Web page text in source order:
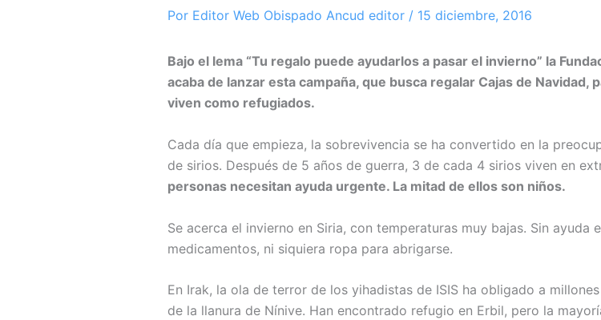
Por Editor Web Obispado Ancud editor / 15 diciembre, 2016
Bajo el lema “Tu regalo puede ayudarlos a pasar el invierno” la
acaba de lanzar esta campaña, que busca regalar Cajas de Navidad,
viven como refugiados.
Cada día que empieza, la sobrevivencia se ha convertido en la
de sirios. Después de 5 años de guerra, 3 de cada 4 sirios viven en
personas necesitan ayuda urgente. La mitad de ellos son niños.
Se acerca el invierno en Siria, con temperaturas muy bajas. Sin ayuda
medicamentos, ni siquiera ropa para abrigarse.
En Irak, la ola de terror de los yihadistas de ISIS ha obligado a
de la llanura de Nínive. Han encontrado refugio en Erbil, pero la